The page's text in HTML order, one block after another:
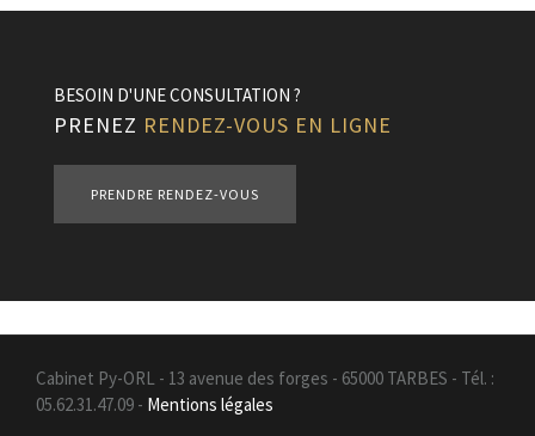
BESOIN D'UNE CONSULTATION ?
PRENEZ RENDEZ-VOUS EN LIGNE
PRENDRE RENDEZ-VOUS
Cabinet Py-ORL - 13 avenue des forges - 65000 TARBES - Tél. :
05.62.31.47.09 - Mentions légales